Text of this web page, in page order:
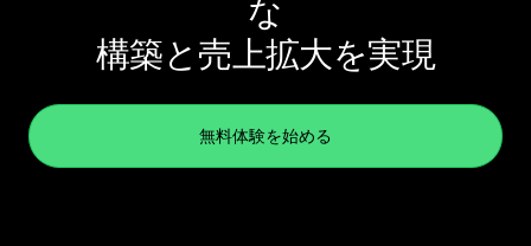
な
構築と売上拡大を実現
無料体験を始める